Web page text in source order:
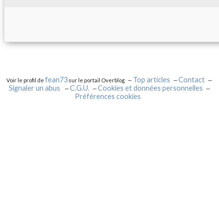
Voir le profil defean73 sur le portail Overblog Top articles
Contact
Signaler un abus
C.G.U.
Cookies et données personnelles
Préférences cookies